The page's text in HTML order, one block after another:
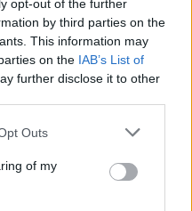
opt-out of the further
by third parties on the
This information may
on the IAB’s List of
further disclose it to other
uses one or more Google
You may click to
its third-party tags to
purposes in below Google
Outs
of my